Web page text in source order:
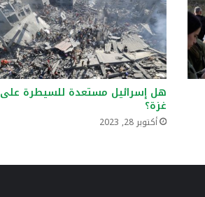
هل إسرائيل مستعدة للسيطرة على
غزة؟
أكتوبر 28, 2023